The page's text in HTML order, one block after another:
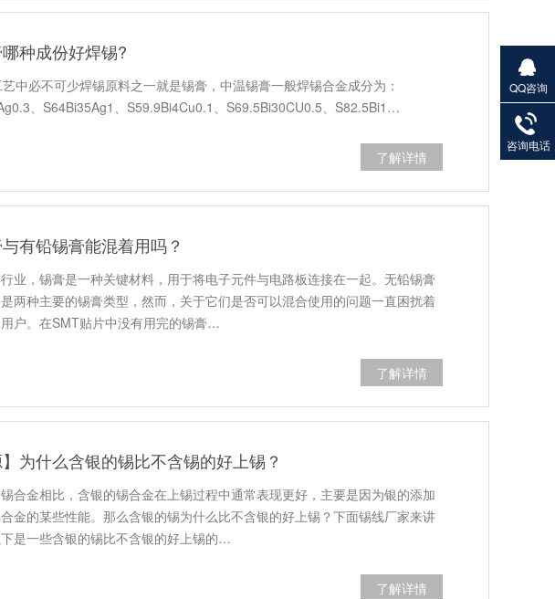
种成份好焊锡?
中必不可少焊锡原料之一就是锡膏，中温锡膏一般焊锡合金成分为：
、S64Bi35Ag1、S59.9Bi4Cu0.1、S69.5Bi30CU0.5、S82.5Bi1…
了解详情
有铅锡膏能混着用吗？
业，锡膏是一种关键材料，用于将电子元件与电路板连接在一起。无铅锡膏
两种主要的锡膏类型，然而，关于它们是否可以混合使用的问题一直困扰着
户。在SMT贴片中没有用完的锡膏…
了解详情
】为什么含银的锡比不含锡的好上锡？
合金相比，含银的锡合金在上锡过程中通常表现更好，主要是因为银的添加
金的某些性能。那么含银的锡为什么比不含银的好上锡？下面锡线厂家来讲
是一些含银的锡比不含银的好上锡的…
了解详情
QQ咨询
27901383
82
咨询电话